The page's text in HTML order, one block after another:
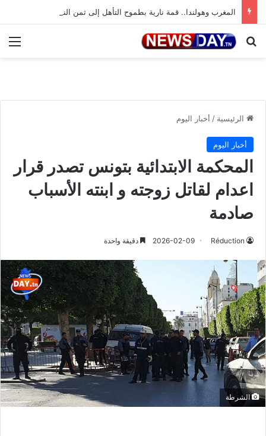
المغرب وهولندا.. قمة نارية بطموح التأهل إلى ثمن النهائي
بحث عن
الرئيسية / أخبار اليوم
أخبار اليوم
المحكمة الابتدائية بتونس تصدر قرار
اعدام لقاتل زوجته و ابنته الأسباب
صادمة
Réduction
2026-02-09 دقيقة واحدة
الشرطة